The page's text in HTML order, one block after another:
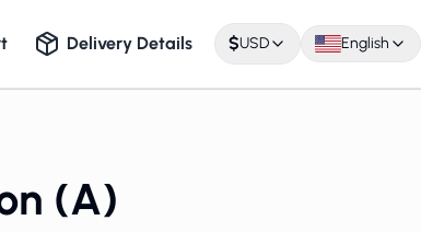
Delivery Details $USD English
(A)